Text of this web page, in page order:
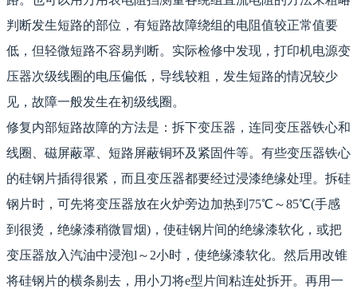
判断发生短路的部位，有短路故障绕组的电阻值较正常值要
低，但轻微短路不容易判断。实际检修中发现，打印机电源变
压器次级线圈的电压偏低，导线较粗，发生短路的情况较少
见，故障一般发生在初级线圈。
修复内部短路故障的方法是：拆下变压器，连同变压器铁心和
线圈、磁屏蔽罩、短路屏蔽铜环及紧固件等。有些变压器铁心
的硅钢片插得很紧，而且变压器都要经过浸漆绝缘处理。拆硅
钢片时，可先将变压器放在火炉旁边加热到75℃～85℃(手感
到很烫，绝缘漆稍微冒烟)，使硅钢片间的绝缘漆软化，或把
变压器放入汽油中浸泡l～2小时，使绝缘漆软化。然后用改锥
将硅钢片的横条剔去，用小刀将e型片间粘连处拆开。再用一